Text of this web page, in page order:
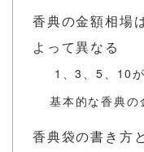
香典の金額相場
よって異なる
1、3、5、10
基本的な香典の
香典袋の書き方